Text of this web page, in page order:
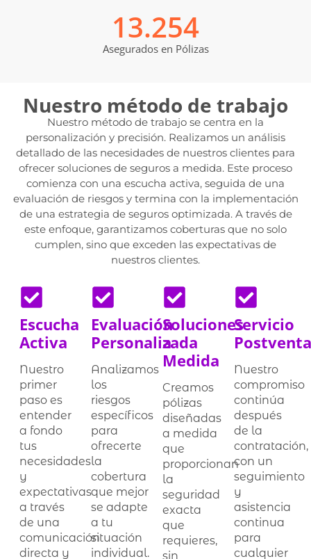
Asegurados en Pólizas
13.254
Nuestro método de trabajo
Nuestro método de trabajo se centra en la
personalización y precisión. Realizamos un análisis
detallado de las necesidades de nuestros clientes para
ofrecer soluciones de seguros a medida. Este proceso
comienza con una escucha activa, seguida de una
evaluación de riesgos y termina con la implementación
de una estrategia de seguros optimizada. A través de
este enfoque, garantizamos coberturas que no solo
cumplen, sino que exceden las expectativas de
nuestros clientes.
Escucha
Activa
Nuestro
primer
paso es
entender
a fondo
tus
necesidades
y
expectativas
a través
de una
comunicación
directa y
Evaluación
Personalizada
Analizamos
los
riesgos
específicos
para
ofrecerte
la
cobertura
que mejor
se adapte
a tu
situación
individual.
Soluciones
a
Medida
Creamos
pólizas
diseñadas
a medida
que
proporcionan
la
seguridad
exacta
que
requieres,
sin
Servicio
Nuestro
compromiso
continúa
después
de la
contratación,
con un
seguimiento
y
asistencia
continua
para
cualquier